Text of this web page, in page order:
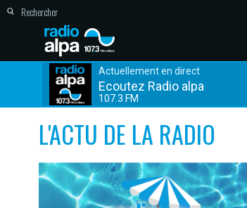
Actuellement en direct
Ecoutez Radio alpa
107.3 FM
L'ACTU DE LA RADIO